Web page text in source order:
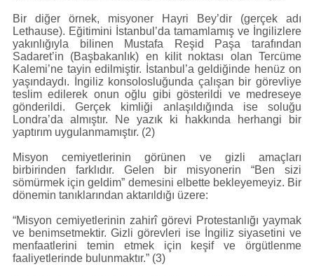
Bir diğer örnek, misyoner Hayri Bey’dir (gerçek adı
Lethause). Eğitimini İstanbul’da tamamlamış ve İngilizlere
yakınlığıyla bilinen Mustafa Reşid Paşa tarafından
Sadaret’in (Başbakanlık) en kilit noktası olan Tercüme
Kalemi’ne tayin edilmiştir. İstanbul’a geldiğinde henüz on
yaşındaydı. İngiliz konsolosluğunda çalışan bir görevliye
teslim edilerek onun oğlu gibi gösterildi ve medreseye
gönderildi. Gerçek kimliği anlaşıldığında ise soluğu
Londra’da almıştır. Ne yazık ki hakkında herhangi bir
yaptırım uygulanmamıştır. (2)
Misyon cemiyetlerinin görünen ve gizli amaçları
birbirinden farklıdır. Gelen bir misyonerin “Ben sizi
sömürmek için geldim” demesini elbette bekleyemeyiz. Bir
dönemin tanıklarından aktarıldığı üzere:
“Misyon cemiyetlerinin zahirî görevi Protestanlığı yaymak
ve benimsetmektir. Gizli görevleri ise İngiliz siyasetini ve
menfaatlerini temin etmek için keşif ve örgütlenme
faaliyetlerinde bulunmaktır.” (3)